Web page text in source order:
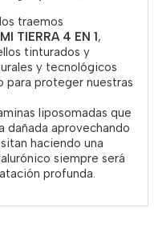
traemos
TIERRA 4 EN 1,
tinturados y
y tecnológicos
proteger nuestras
liposomadas que
dañada aprovechando
haciendo una
siempre será
profunda.